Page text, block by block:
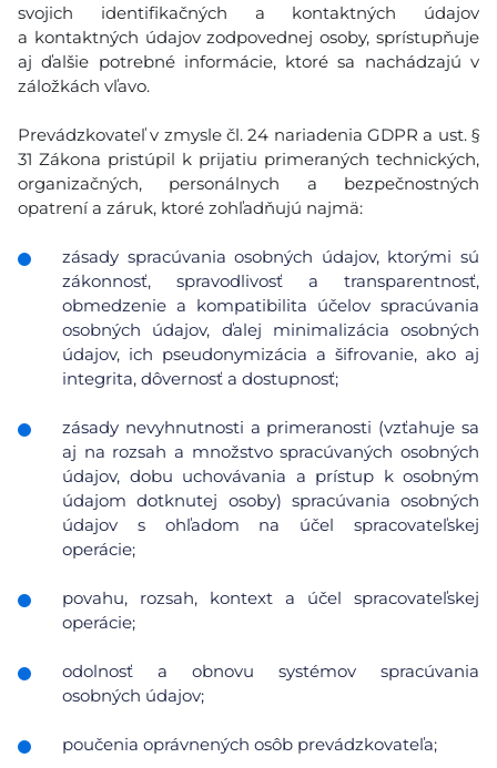
svojich identifikačných a kontaktných údajov
a kontaktných údajov zodpovednej osoby, sprístupňuje
aj ďalšie potrebné informácie, ktoré sa nachádzajú v
záložkách vľavo.
Prevádzkovateľ v zmysle čl. 24 nariadenia GDPR a ust. §
31 Zákona pristúpil k prijatiu primeraných technických,
organizačných, personálnych a bezpečnostných
opatrení a záruk, ktoré zohľadňujú najmä:
zásady spracúvania osobných údajov, ktorými sú
zákonnosť, spravodlivosť a transparentnosť,
obmedzenie a kompatibilita účelov spracúvania
osobných údajov, ďalej minimalizácia osobných
údajov, ich pseudonymizácia a šifrovanie, ako aj
integrita, dôvernosť a dostupnosť;
zásady nevyhnutnosti a primeranosti (vzťahuje sa
aj na rozsah a množstvo spracúvaných osobných
údajov, dobu uchovávania a prístup k osobným
údajom dotknutej osoby) spracúvania osobných
údajov s ohľadom na účel spracovateľskej
operácie;
povahu, rozsah, kontext a účel spracovateľskej
operácie;
odolnosť a obnovu systémov spracúvania
osobných údajov;
poučenia oprávnených osôb prevádzkovateľa;